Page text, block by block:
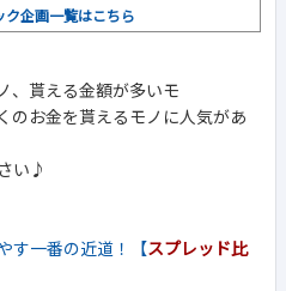
ク企画一覧はこちら
、貰える金額が多いモ
のお金を貰えるモノに人気があ
い♪
す一番の近道！【スプレッド比